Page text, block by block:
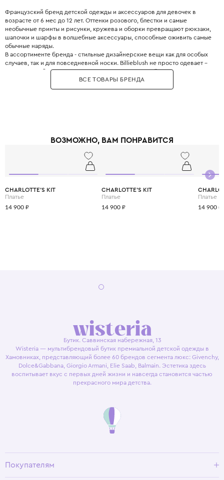
Французский бренд детской одежды и аксессуаров для девочек в
возрасте от 6 мес до 12 лет. Оттенки розового, блестки и самые
необычные принты и рисунки, кружева и оборки превращают рюкзаки,
шапочки и шарфы в волшебные аксессуары, способные оживить самые
обычные наряды.
В ассортименте бренда - стильные дизайнерские вещи как для особых
случаев, так и для повседневной носки. Billieblush не просто одевает –
он дарит свободу двигаться, смеяться и расти в своём ритме.
ВСЕ ТОВАРЫ БРЕНДА
ВОЗМОЖНО, ВАМ ПОНРАВИТСЯ
CHARLOTTE'S KIT
Платье
14 900 ₽
CHARLOTTE'S KIT
Платье
14 900 ₽
Платье
14 900 ₽
Бутик. Саввинская набережная, 13
Wisteria — мультибрендовый бутик премиальной детской одежды в
Хамовниках, представляющий более 60 брендов сегмента люкс: Givenchy,
Dolce&Gabbana, Giorgio Armani, Elie Saab, Balmain. Эстетика здесь
воспитывает вкус с первых дней жизни и навсегда становится частью
прекрасного мира детства.
Покупателям